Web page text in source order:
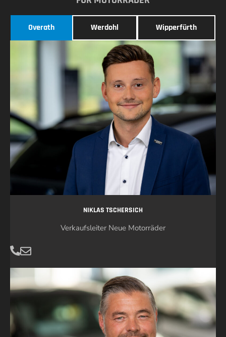
Overath Werdohl Wipperfürth
NIKLAS TSCHERSICH
Verkaufsleiter Neue Motorräder